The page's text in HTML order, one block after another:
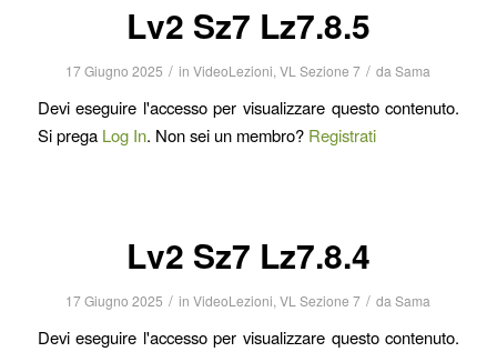
Lv2 Sz7 Lz7.8.5
17 Giugno 2025 / inVideoLezioni,VL Sezione 7 / daSama
Devi eseguire l'accesso per visualizzare questo contenuto.
Si prega Log In. Non sei un membro? Registrati
Lv2 Sz7 Lz7.8.4
17 Giugno 2025 / inVideoLezioni,VL Sezione 7 / daSama
Devi eseguire l'accesso per visualizzare questo contenuto.